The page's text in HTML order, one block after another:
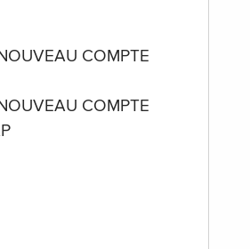
COMPTE
COMPTE